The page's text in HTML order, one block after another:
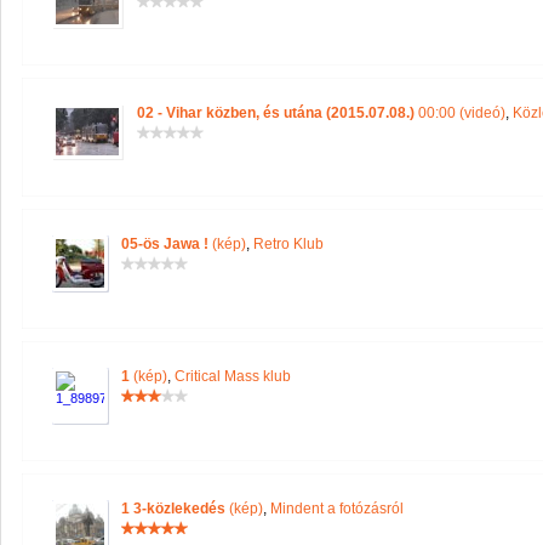
02 - Vihar közben, és utána (2015.07.08.) 00:00 (videó),
05-ös Jawa ! (kép), Retro Klub
1 (kép), Critical Mass klub
1 3-közlekedés (kép), Mindent a fotózásról